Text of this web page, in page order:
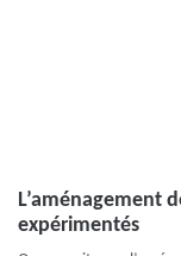
L’aménagement
expérimentés